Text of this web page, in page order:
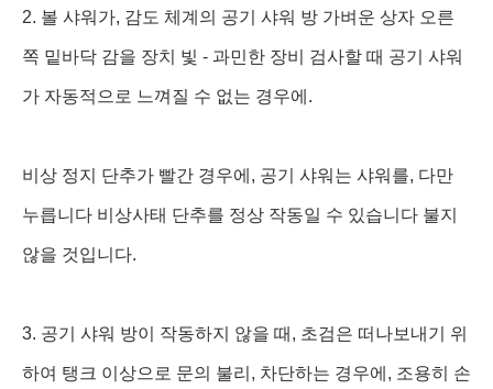
2. 볼 샤워가, 감도 체계의 공기 샤워 방 가벼운 상자 오른
쪽 밑바닥 감을 장치 빛 - 과민한 장비 검사할 때 공기 샤워
가 자동적으로 느껴질 수 없는 경우에.
비상 정지 단추가 빨간 경우에, 공기 샤워는 샤워를, 다만
누릅니다 비상사태 단추를 정상 작동일 수 있습니다 불지
않을 것입니다.
3. 공기 샤워 방이 작동하지 않을 때, 초검은 떠나보내기 위
하여 탱크 이상으로 문의 불리, 차단하는 경우에, 조용히 손